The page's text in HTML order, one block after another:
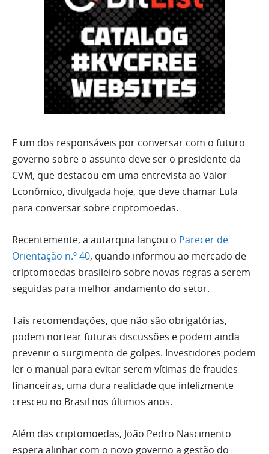
E um dos responsáveis por conversar com o futuro
governo sobre o assunto deve ser o presidente da
CVM, que destacou em uma entrevista ao Valor
Econômico, divulgada hoje, que deve chamar Lula
para conversar sobre criptomoedas.
Recentemente, a autarquia lançou o Parecer de
Orientação n.º 40, quando informou ao mercado de
criptomoedas brasileiro sobre novas regras a serem
seguidas para melhor andamento do setor.
Tais recomendações, que não são obrigatórias,
podem nortear futuras discussões e podem ainda
prevenir o surgimento de golpes. Investidores podem
ler o manual para evitar serem vítimas de fraudes
financeiras, uma dura realidade que infelizmente
cresceu no Brasil nos últimos anos.
Além das criptomoedas, João Pedro Nascimento
espera alinhar com o novo governo a gestão do